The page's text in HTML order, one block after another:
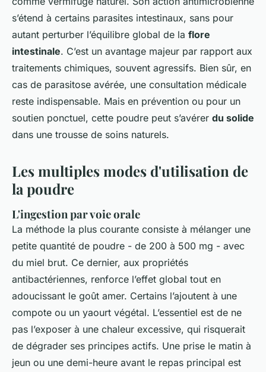
s’étend à certains parasites intestinaux, sans pour
autant perturber l’équilibre global de la flore
intestinale. C’est un avantage majeur par rapport aux
traitements chimiques, souvent agressifs. Bien sûr, en
cas de parasitose avérée, une consultation médicale
reste indispensable. Mais en prévention ou pour un
soutien ponctuel, cette poudre peut s’avérer du solide
dans une trousse de soins naturels.
Les multiples modes d'utilisation de
la poudre
L'ingestion par voie orale
La méthode la plus courante consiste à mélanger une
petite quantité de poudre - de 200 à 500 mg - avec
du miel brut. Ce dernier, aux propriétés
antibactériennes, renforce l’effet global tout en
adoucissant le goût amer. Certains l’ajoutent à une
compote ou un yaourt végétal. L’essentiel est de ne
pas l’exposer à une chaleur excessive, qui risquerait
de dégrader ses principes actifs. Une prise le matin à
jeun ou une demi-heure avant le repas principal est